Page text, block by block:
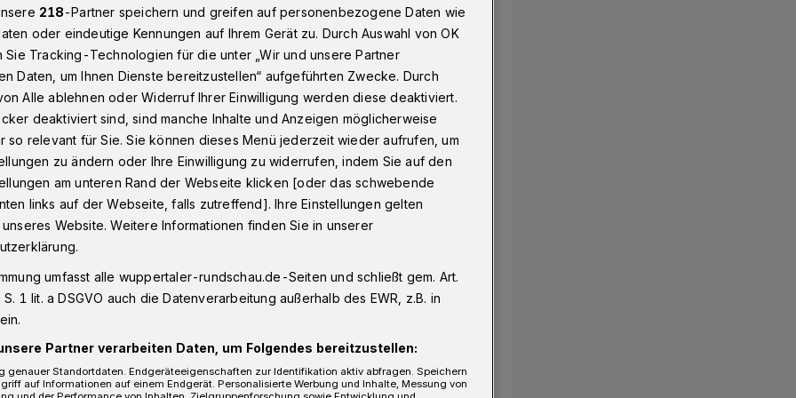
Sperrung und Umleitung in Sonnborn
in Sonnborn
2020) arbeiten die Wuppertaler
von Heinrich-Heine-Straße,
an Kanälen. Dafür muss der
218-Partner speichern und greifen auf personenbezogene Daten wie
oder eindeutige Kennungen auf Ihrem Gerät zu. Durch Auswahl von OK
Sie Tracking-Technologien für die unter „Wir und unsere Partner
Daten, um Ihnen Dienste bereitzustellen“ aufgeführten Zwecke. Durch
Alle ablehnen oder Widerruf Ihrer Einwilligung werden diese deaktiviert.
deaktiviert sind, sind manche Inhalte und Anzeigen möglicherweise
so relevant für Sie. Sie können dieses Menü jederzeit wieder aufrufen, um
zu ändern oder Ihre Einwilligung zu widerrufen, indem Sie auf den
am unteren Rand der Webseite klicken [oder das schwebende
links auf der Webseite, falls zutreffend]. Ihre Einstellungen gelten
Website. Weitere Informationen finden Sie in unserer
umfasst alle wuppertaler-rundschau.de-Seiten und schließt gem. Art.
1 lit. a DSGVO auch die Datenverarbeitung außerhalb des EWR, z.B. in
Partner verarbeiten Daten, um Folgendes bereitzustellen:
genauer Standortdaten. Endgeräteeigenschaften zur Identifikation aktiv abfragen. Speichern
auf Informationen auf einem Endgerät. Personalisierte Werbung und Inhalte, Messung von